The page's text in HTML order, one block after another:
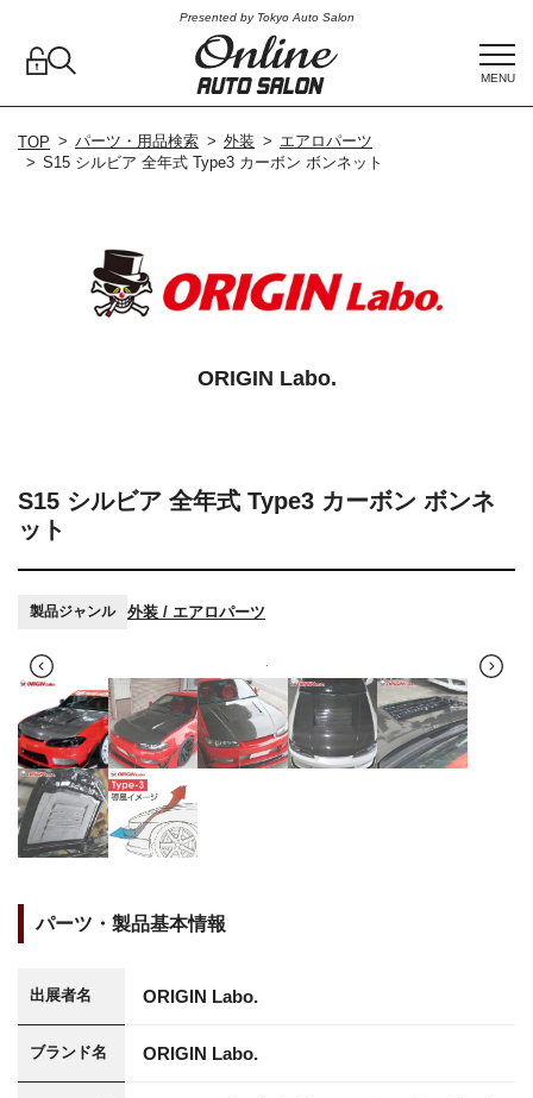
Presented by Tokyo Auto Salon
MENU
TOP パーツ・用品検索 外装
エアロパーツ
S15 シルビア 全年式 Type3 カーボン ボンネット
S15 シルビア 全年式 Type3 カーボン ボンネ
ット
製品ジャンル 外装 / エアロパーツ
パーツ・製品基本情報
出展者名 ORIGIN Labo.
ブランド名 ORIGIN Labo.
ORIGIN Labo.